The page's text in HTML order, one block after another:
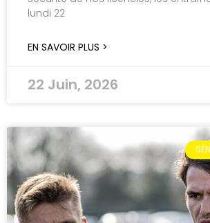
lundi 22
EN SAVOIR PLUS >
22 Juin, 2026